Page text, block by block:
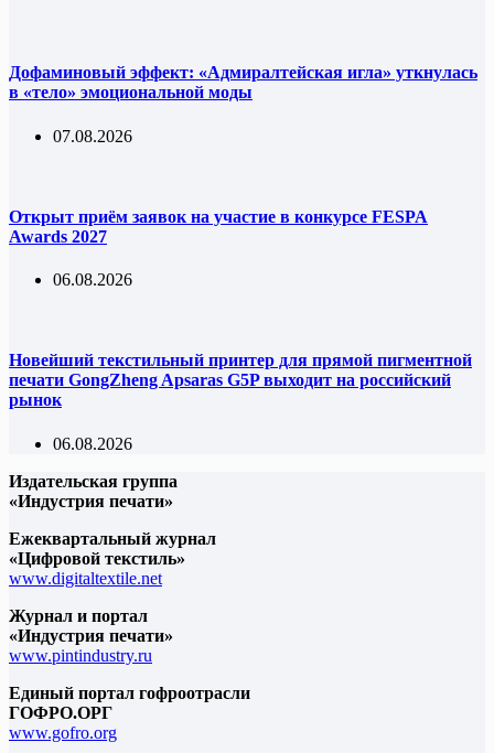
Дофаминовый эффект: «Адмиралтейская игла» уткнулась
в «тело» эмоциональной моды
07.08.2026
Открыт приём заявок на участие в конкурсе FESPA
Awards 2027
06.08.2026
Новейший текстильный принтер для прямой пигментной
печати GongZheng Apsaras G5P выходит на российский
рынок
06.08.2026
Издательская группа
«Индустрия печати»
Ежеквартальный журнал
«Цифровой текстиль»
www.digitaltextile.net
Журнал и портал
«Индустрия печати»
www.pintindustry.ru
Единый портал гофроотрасли
ГОФРО.ОРГ
www.gofro.org